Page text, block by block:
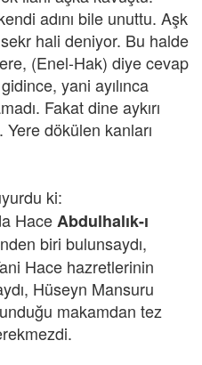
adını bile unuttu. Aşk
hali deniyor. Bu halde
(Enel-Hak) diye cevap
yani ayılınca
Fakat dine aykırı
dökülen kanları
ki:
HaceAbdulhalık-ı
biri bulunsaydı,
Hace hazretlerinin
Hüseyn Mansuru
makamdan tez